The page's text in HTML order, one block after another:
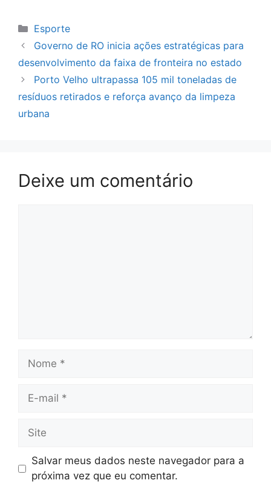
Categorias
Esporte
Governo de RO inicia ações estratégicas para
desenvolvimento da faixa de fronteira no estado
Porto Velho ultrapassa 105 mil toneladas de
resíduos retirados e reforça avanço da limpeza
urbana
Deixe um comentário
Nome
Site
Salvar meus dados neste navegador para a
próxima vez que eu comentar.